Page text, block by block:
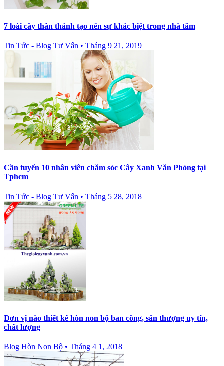
7 loài cây thần thánh tạo nên sự khác biệt trong nhà tắm
Tin Tức - Blog Tư Vấn • Tháng 9 21, 2019
Cần tuyển 10 nhân viên chăm sóc Cây Xanh Văn Phòng tại
Tphcm
Tin Tức - Blog Tư Vấn • Tháng 5 28, 2018
Đơn vị nào thiết kế hòn non bộ ban công, sân thượng uy tín,
chất lượng
Blog Hòn Non Bộ • Tháng 4 1, 2018